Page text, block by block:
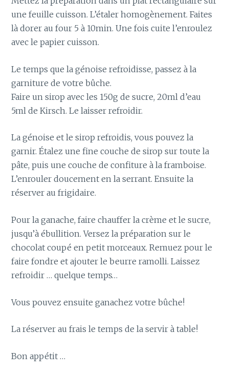
une feuille cuisson. L’étaler homogènement. Faites
là dorer au four 5 à 10min. Une fois cuite l’enroulez
avec le papier cuisson.
Le temps que la génoise refroidisse, passez à la
garniture de votre bûche.
Faire un sirop avec les 150g de sucre, 20ml d’eau
5ml de Kirsch. Le laisser refroidir.
La génoise et le sirop refroidis, vous pouvez la
garnir. Étalez une fine couche de sirop sur toute la
pâte, puis une couche de confiture à la framboise.
L’enrouler doucement en la serrant. Ensuite la
réserver au frigidaire.
Pour la ganache, faire chauffer la crème et le sucre,
jusqu’à ébullition. Versez la préparation sur le
chocolat coupé en petit morceaux. Remuez pour le
faire fondre et ajouter le beurre ramolli. Laissez
refroidir … quelque temps…
Vous pouvez ensuite ganachez votre bûche!
La réserver au frais le temps de la servir à table!
Bon appétit …